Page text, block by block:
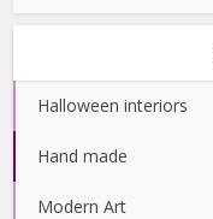
Halloween interiors
Hand made
Modern Art